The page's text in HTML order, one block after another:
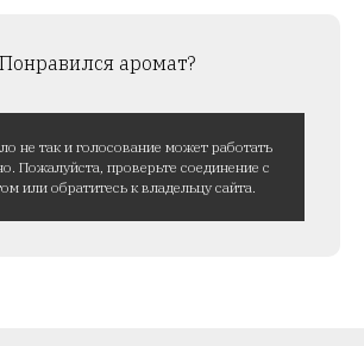
Понравился аромат?
не так и голосование может работать
Пожалуйста, проверьте соединение с
или обратитесь к владельцу сайта.